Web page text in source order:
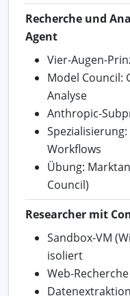
Recherche und
Agent
Vier-Augen-
Model Council:
Analyse
Anthropic-
Workflows
Übung:
Council)
Researcher mit
Sandbox-VM
isoliert
Web-